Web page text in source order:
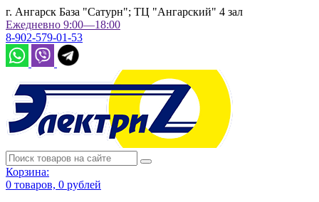
г. Ангарск База "Сатурн"; ТЦ "Ангарский" 4 зал
Ежедневно 9:00—18:00
8-902-579-01-53
Корзина:
0 товаров, 0 рублей